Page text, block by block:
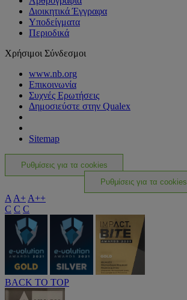
Διοικητικά Έγγραφα
Υποδείγματα
Περιοδικά
Χρήσιμοι Σύνδεσμοι
www.nb.org
Επικοινωνία
Συχνές Ερωτήσεις
Δημοσιεύστε στην Qualex
Sitemap
Ρυθμίσεις για τα cookies
Ρυθμίσεις για τα cookies
A A+ A++
C C C
BACK TO TOP